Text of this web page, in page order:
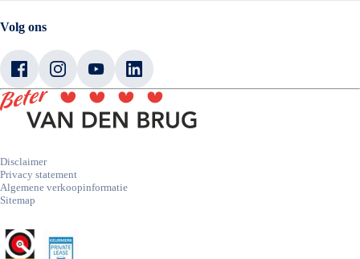
SEAT
CUPRA
Volkswagen Bedrijfswagens
Volg ons
Disclaimer
Privacy statement
Algemene verkoopinformatie
Sitemap